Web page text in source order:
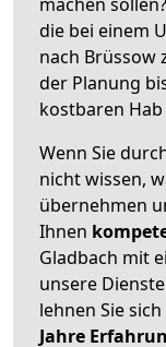
die bei einem
nach Brüssow
der Planung
kostbaren Hab
Wenn Sie
nicht wissen,
übernehmen
Ihnen
Gladbach mit
unsere
lehnen Sie
Jahre